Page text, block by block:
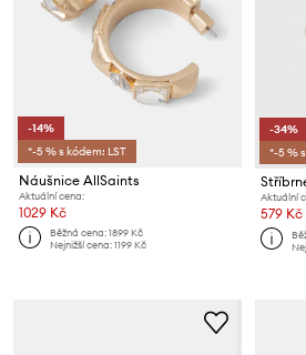
-14%
*-5 % s kódem: LST
Náušnice AllSaints
Aktuální cena:
1029 Kč
Běžná cena:1899 Kč
Nejnižší cena:1199 Kč
-34%
*-5 %
Aktuální
579 Kč